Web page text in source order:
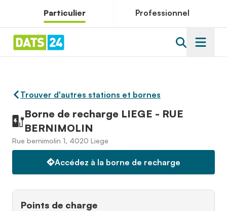
Particulier Professionnel
Trouver d'autres stations et bornes
Borne de recharge LIEGE - RUE
BERNIMOLIN
Rue bernimolin 1, 4020 Liege
Accédez à la borne de recharge
Points de charge